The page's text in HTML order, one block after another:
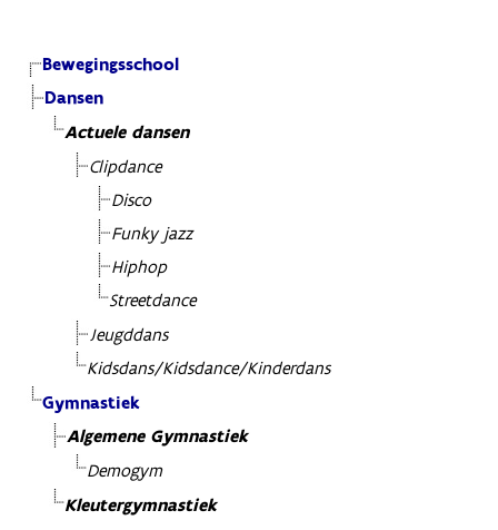
Bewegingsschool
Dansen
Actuele dansen
Clipdance
Disco
Funky jazz
Hiphop
Streetdance
Jeugddans
Kidsdans/Kidsdance/Kinderdans
Gymnastiek
Algemene Gymnastiek
Demogym
Kleutergymnastiek